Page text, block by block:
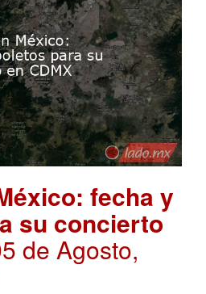
fecha y
su concierto
de Agosto,